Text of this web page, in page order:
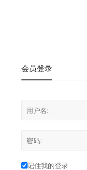
会员登录
记住我的登录